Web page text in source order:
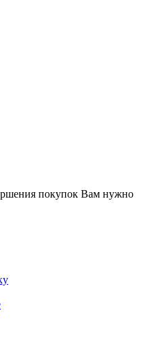
покупок Вам нужно